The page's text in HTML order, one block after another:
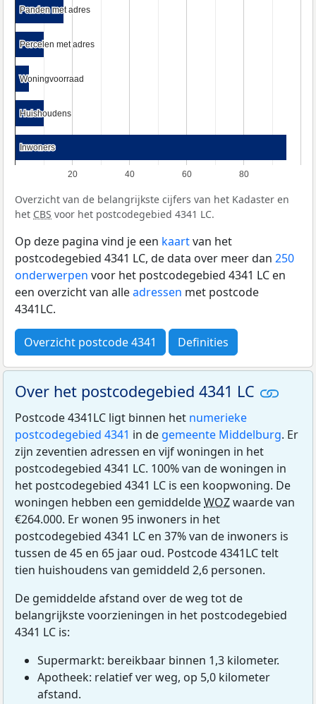
20 40 60 80
Panden met adres
Panden met adres
Percelen met adres
Percelen met adres
Woningvoorraad
Woningvoorraad
Huishoudens
Huishoudens
Inwoners
Inwoners
Overzicht van de belangrijkste cijfers van het Kadaster en
het CBS voor het postcodegebied 4341 LC.
Op deze pagina vind je een kaartvan het
postcodegebied 4341 LC, de data over meer dan 250
onderwerpen voor het postcodegebied 4341 LC en
een overzicht van alleadressen met postcode
4341LC.
Overzicht postcode 4341 Definities
Over het postcodegebied 4341 LC
Postcode 4341LC ligt binnen het numerieke
postcodegebied 4341 in de gemeente Middelburg. Er
zijn zeventien adressen en vijf woningen in het
postcodegebied 4341 LC. 100% van de woningen in
het postcodegebied 4341 LC is een koopwoning. De
woningen hebben een gemiddeldeWOZwaarde van
€264.000. Er wonen 95 inwoners in het
postcodegebied 4341 LC en 37% van de inwoners is
tussen de 45 en 65 jaar oud. Postcode 4341LC telt
tien huishoudens van gemiddeld 2,6 personen.
De gemiddelde afstand over de weg tot de
belangrijkste voorzieningen in het postcodegebied
4341 LC is:
Supermarkt: bereikbaar binnen 1,3 kilometer.
Apotheek: relatief ver weg, op 5,0 kilometer
afstand.